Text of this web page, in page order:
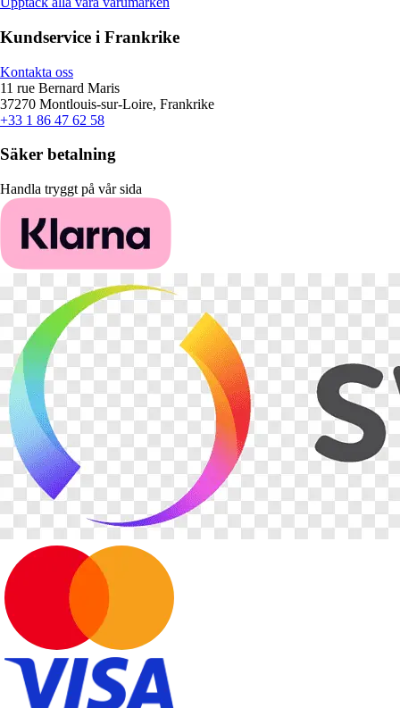
Kundservice i Frankrike
Kontakta oss
11 rue Bernard Maris
37270 Montlouis-sur-Loire, Frankrike
+33 1 86 47 62 58
Säker betalning
Handla tryggt på vår sida